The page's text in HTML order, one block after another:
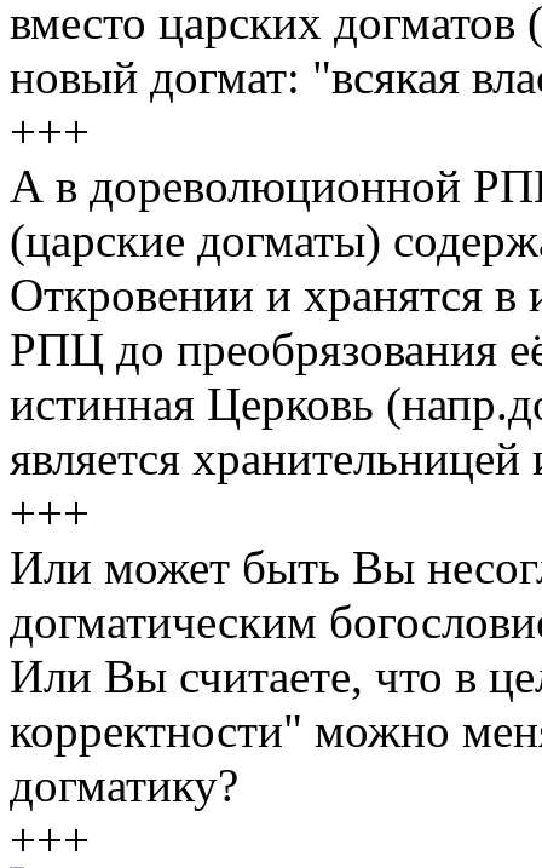
вместо царских
новый догмат: "всякая
+++
А в дореволюционной
(царские догматы)
Откровении и хранятся
РПЦ до
истинная Церковь
является
+++
Или может быть Вы
догматическим
Или Вы считаете, что в
корректности" можно
догматику?
+++